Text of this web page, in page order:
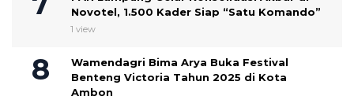
Novotel, 1.500 Kader Siap “Satu Komando”
1 view
Wamendagri Bima Arya Buka Festival
Benteng Victoria Tahun 2025 di Kota
Ambon